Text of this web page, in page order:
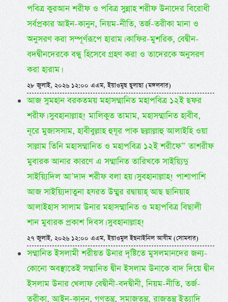
পবিত্র কুরআন শরীফ ও পবিত্র সুন্নাহ শরীফ উনাদের বিরোধী
সর্বপ্রকার আইন-কানুন, নিয়ম-নীতি, তর্জ-তরীকা মানা ও
অনুসরণ করা সম্পূর্ণরূপে হারাম। কাফির-মুশরিক, বেদ্বীন-
বদদ্বীনদেরকে বন্ধু হিসেবে গ্রহণ করা ও তাদেরকে অনুসরণ
করা হারাম।
২৮ জুলাই, ২০২৬ ১২:০০ এএম, ইয়াওমুছ ছুলাছা (মঙ্গলবার)
আজ সুমহান বরকতময় মহাসম্মানিত মহাপবিত্র ১২ই ছফর
শরীফ। সুবহানাল্লাহ! মালিকুত তামাম, মহাসম্মানিত হাবীব,
নূরে মুজাসসাম, হাবীবুল্লাহ হুযূর পাক ছল্লাল্লাহু আলাইহি ওয়া
সাল্লাম তিনি মহাসম্মানিত ও মহাপবিত্র ১২ই শরীফে” তাশরীফ
মুবারক আনার কারণে এ সম্মানিত তারিখকে সাইয়্যিদু
সাইয়্যিদিল আ’দাদ শরীফ বলা হয়। সুবহানাল্লাহ! পাশাপাশি
আজ সাইয়্যিদাতুনা হযরত উম্মুর রদ্বায়াহ্ আছ ছানিয়াহ
আলাইহাস সালাম উনার মহাসম্মানিত ও মহাপবিত্র বিছালী
শান মুবারক প্রকাশ দিবস। সুবহানাল্লাহ!
২৭ জুলাই, ২০২৬ ১২:০০ এএম, ইয়াওমুল ইছনাইনিল আযীম (সোমবার)
সম্মানিত ইসলামী শরীয়ত উনার দৃষ্টিতে মুসলমানদের জন্য-
কোনো অবস্থাতেই সম্মানিত দ্বীন ইসলাম উনাকে বাদ দিয়ে দ্বীন
ইসলাম উনার খেলাফ বেদ্বীনী-বদদ্বীনী, নিয়ম-নীতি, তর্জ-
তরীকা, আইন-কানুন, গণতন্ত্র, সমাজতন্ত্র, রাজতন্ত্র ইত্যাদি